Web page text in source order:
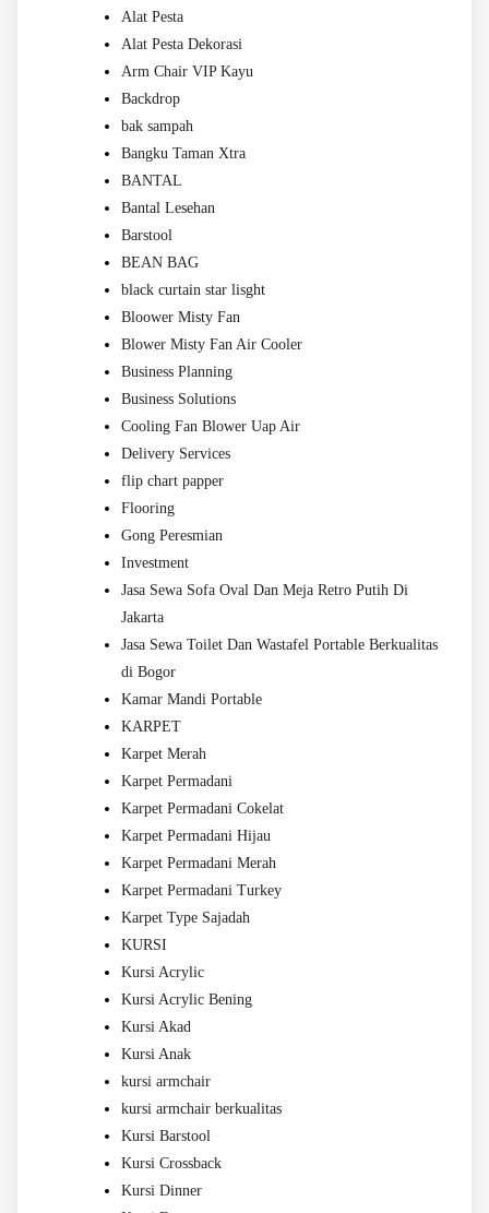
Alat Pesta
Alat Pesta Dekorasi
Arm Chair VIP Kayu
Backdrop
bak sampah
Bangku Taman Xtra
BANTAL
Bantal Lesehan
Barstool
BEAN BAG
black curtain star lisght
Bloower Misty Fan
Blower Misty Fan Air Cooler
Business Planning
Business Solutions
Cooling Fan Blower Uap Air
Delivery Services
flip chart papper
Flooring
Gong Peresmian
Investment
Jasa Sewa Sofa Oval Dan Meja Retro Putih Di
Jakarta
Jasa Sewa Toilet Dan Wastafel Portable Berkualitas
di Bogor
Kamar Mandi Portable
KARPET
Karpet Merah
Karpet Permadani
Karpet Permadani Cokelat
Karpet Permadani Hijau
Karpet Permadani Merah
Karpet Permadani Turkey
Karpet Type Sajadah
KURSI
Kursi Acrylic
Kursi Acrylic Bening
Kursi Akad
Kursi Anak
kursi armchair
kursi armchair berkualitas
Kursi Barstool
Kursi Crossback
Kursi Dinner